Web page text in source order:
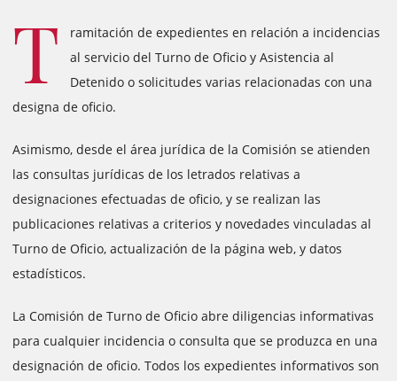
T
ramitación de expedientes en relación a incidencias
al servicio del Turno de Oficio y Asistencia al
Detenido o solicitudes varias relacionadas con una
designa de oficio.
Asimismo, desde el área jurídica de la Comisión se atienden
las consultas jurídicas de los letrados relativas a
designaciones efectuadas de oficio, y se realizan las
publicaciones relativas a criterios y novedades vinculadas al
Turno de Oficio, actualización de la página web, y datos
estadísticos.
La Comisión de Turno de Oficio abre diligencias informativas
para cualquier incidencia o consulta que se produzca en una
designación de oficio. Todos los expedientes informativos son